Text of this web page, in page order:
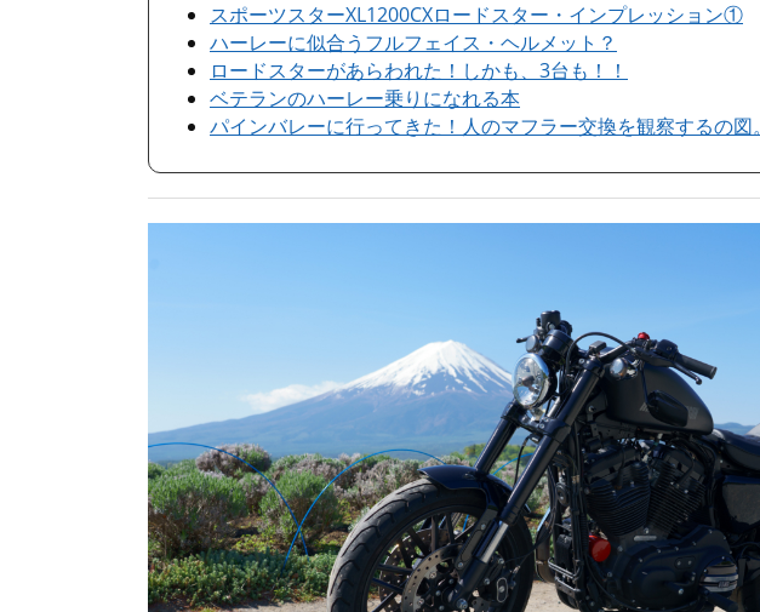
スポーツスターXL1200CXロードスター・インプレッション①
ハーレーに似合うフルフェイス・ヘルメット？
ロードスターがあらわれた！しかも、3台も！！
ベテランのハーレー乗りになれる本
パインバレーに行ってきた！人のマフラー交換を観察するの図。